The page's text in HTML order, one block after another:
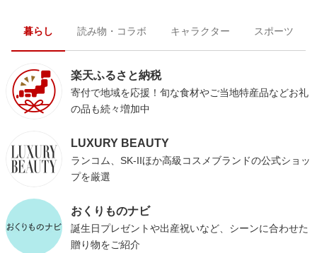
暮らし 読み物・コラボ キャラクター スポーツ
楽天ふるさと納税
寄付で地域を応援！旬な食材やご当地特産品などお礼
の品も続々増加中
LUXURY BEAUTY
ランコム、SK-IIほか高級コスメブランドの公式ショッ
プを厳選
おくりものナビ
誕生日プレゼントや出産祝いなど、シーンに合わせた
贈り物をご紹介